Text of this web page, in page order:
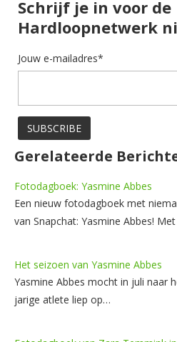
Schrijf je in voor de
Hardloopnetwerk
Jouw e-mailadres*
Gerelateerde
Fotodagboek: Yasmine Abbes
Een nieuw fotodagboek met
van Snapchat: Yasmine Abbes!
Het seizoen van Yasmine Abbes
Yasmine Abbes mocht in juli naar
jarige atlete liep op…